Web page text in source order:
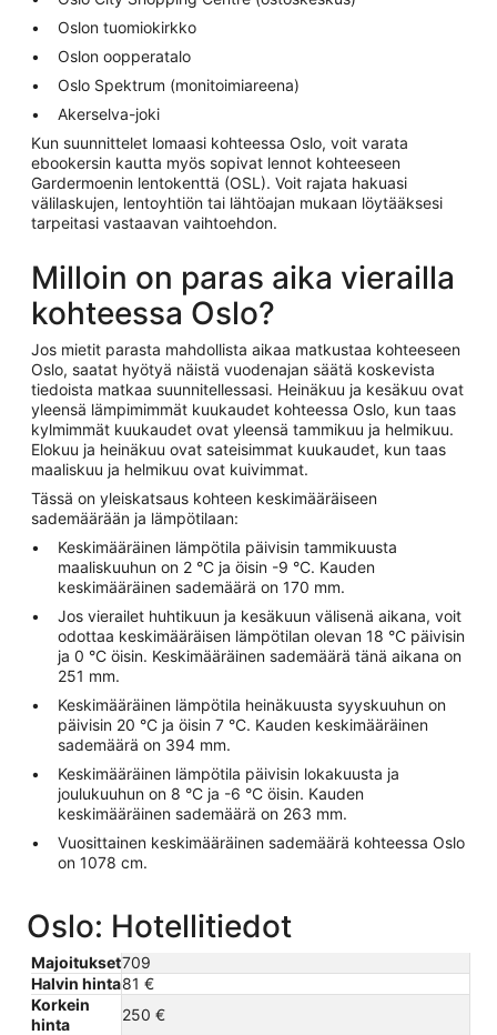
Oslon tuomiokirkko
Oslon oopperatalo
Oslo Spektrum (monitoimiareena)
Akerselva-joki
Kun suunnittelet lomaasi kohteessa Oslo, voit varata
ebookersin kautta myös sopivat lennot kohteeseen
Gardermoenin lentokenttä (OSL). Voit rajata hakuasi
välilaskujen, lentoyhtiön tai lähtöajan mukaan löytääksesi
tarpeitasi vastaavan vaihtoehdon.
Milloin on paras aika vierailla
kohteessa Oslo?
Jos mietit parasta mahdollista aikaa matkustaa kohteeseen
Oslo, saatat hyötyä näistä vuodenajan säätä koskevista
tiedoista matkaa suunnitellessasi. Heinäkuu ja kesäkuu ovat
yleensä lämpimimmät kuukaudet kohteessa Oslo, kun taas
kylmimmät kuukaudet ovat yleensä tammikuu ja helmikuu.
Elokuu ja heinäkuu ovat sateisimmat kuukaudet, kun taas
maaliskuu ja helmikuu ovat kuivimmat.
Tässä on yleiskatsaus kohteen keskimääräiseen
sademäärään ja lämpötilaan:
Keskimääräinen lämpötila päivisin tammikuusta
maaliskuuhun on 2 °C ja öisin -9 °C. Kauden
keskimääräinen sademäärä on 170 mm.
Jos vierailet huhtikuun ja kesäkuun välisenä aikana, voit
odottaa keskimääräisen lämpötilan olevan 18 °C päivisin
ja 0 °C öisin. Keskimääräinen sademäärä tänä aikana on
251 mm.
Keskimääräinen lämpötila heinäkuusta syyskuuhun on
päivisin 20 °C ja öisin 7 °C. Kauden keskimääräinen
sademäärä on 394 mm.
Keskimääräinen lämpötila päivisin lokakuusta ja
joulukuuhun on 8 °C ja -6 °C öisin. Kauden
keskimääräinen sademäärä on 263 mm.
Vuosittainen keskimääräinen sademäärä kohteessa Oslo
on 1078 cm.
Oslo: Hotellitiedot
Majoitukset709
Halvin hinta81 €
Korkein
hinta
250 €